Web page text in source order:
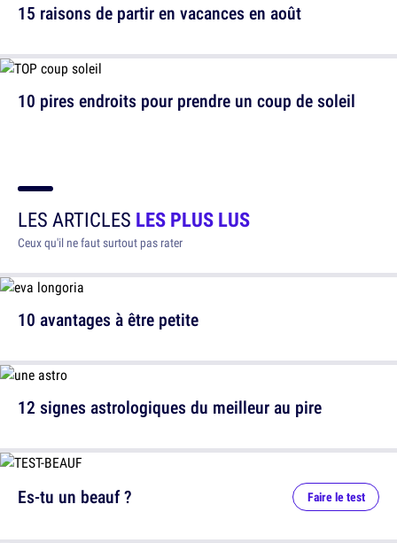
15 raisons de partir en vacances en août
10 pires endroits pour prendre un coup de soleil
LES ARTICLES LES PLUS LUS
Ceux qu'il ne faut surtout pas rater
10 avantages à être petite
12 signes astrologiques du meilleur au pire
Es-tu un beauf ? Faire le test